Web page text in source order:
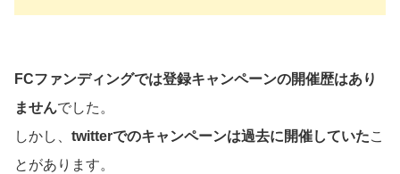
FCファンディングでは登録キャンペーンの開催歴はあり
ませんでした。
しかし、 twitterでのキャンペーンは過去に開催していたこ
とがあります。